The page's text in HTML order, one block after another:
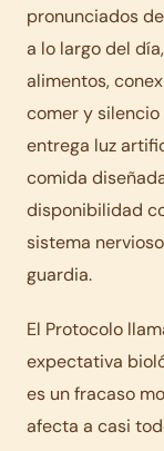
pronunciados
a lo largo del
alimentos,
comer y silencio
entrega luz
comida
disponibilidad
sistema
guardia.
El Protocolo
expectativa
es un fracaso
afecta a casi